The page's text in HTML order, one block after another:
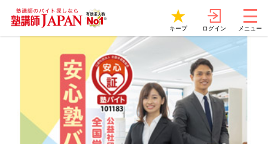
キープ ログイン メニュー